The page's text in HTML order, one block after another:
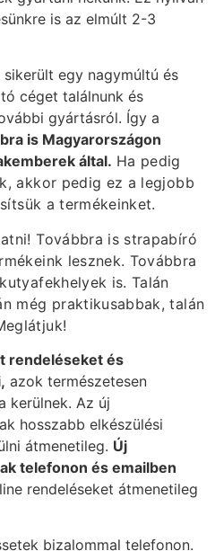
is az elmúlt 2-3
egy nagymúltú és
céget találnunk és
gyártásról. Így a
is Magyarországon
által. Ha pedig
akkor pedig ez a legjobb
a termékeinket.
Továbbra is strapabíró
lesznek. Továbbra
is. Talán
még praktikusabbak, talán
rendeléseket és
azok természetesen
kerülnek. Az új
hosszabb elkészülési
átmenetileg. Új
telefonon és emailben
rendeléseket átmenetileg
bizalommal telefonon.